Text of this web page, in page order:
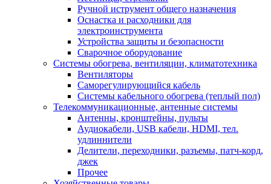
Ручной иструмент общего назначения
Оснастка и расходники для
электроинструмента
Устройства защиты и безопасности
Сварочное оборудование
Системы обогрева, вентиляции, климатотехника
Вентиляторы
Саморегулирующийся кабель
Системы кабельного обогрева (теплый пол)
Телекоммуникационные, антенные системы
Антенны, кронштейны, пульты
Аудиокабели, USB кабели, HDMI, тел.
удлиннители
Делители, переходники, разъемы, патч-корд,
джек
Прочее